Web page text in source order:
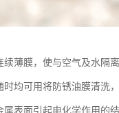
薄膜，使与空气及水隔
均可用将防锈油膜清洗
表面引起电化学作用的